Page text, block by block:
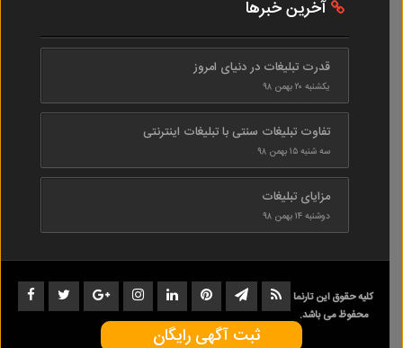
آخرین خبرها
قدرت تبلیغات در دنیای امروز
یکشنبه ۲۰ بهمن ۹۸
تفاوت تبلیغات سنتی با تبلیغات اینترنتی
سه شنبه ۱۵ بهمن ۹۸
مزایای تبلیغات
دوشنبه ۱۴ بهمن ۹۸
کلیه حقوق این تارنما
محفوظ می باشد.
1402-1398
ثبت آگهی رایگان